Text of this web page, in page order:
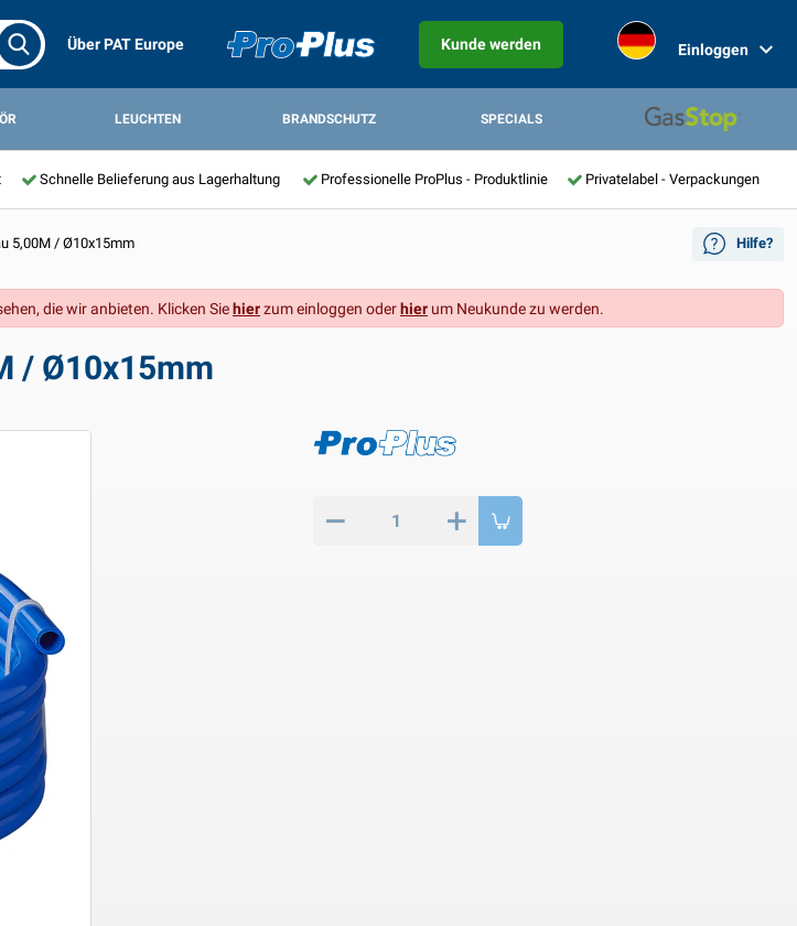
Über PAT Europe Kunde werden Einloggen
LEUCHTEN BRANDSCHUTZ SPECIALS
Schnelle Belieferung aus Lagerhaltung Professionelle ProPlus - Produktlinie Privatelabel - Verpackungen
5,00M / Ø10x15mm Hilfe?
die wir anbieten. Klicken Siehierzum einloggen oderhier um Neukunde zu werden.
/ Ø10x15mm